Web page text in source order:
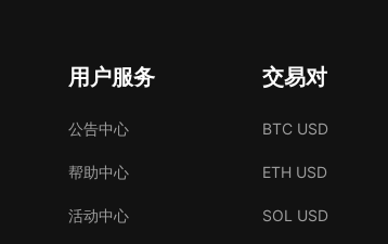
用户服务
公告中心
帮助中心
活动中心
交易对
BTC USD
ETH USD
SOL USD